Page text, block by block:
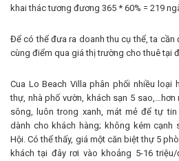
khai thác tương đương 365 * 60% = 219
Để có thể đưa ra doanh thu cụ thể, ta cần
cùng điểm qua giá thị trường cho thuê tại
Cua Lo Beach Villa phân phối nhiều loại
thự, nhà phố vườn, khách sạn 5
sông, luôn trong xanh, mát mẻ để tự
dành cho khách hàng; không kém cạnh
Hội. Có thể thấy, giá một căn biệt thự 5
khách tại đây rơi vào khoảng 5-16